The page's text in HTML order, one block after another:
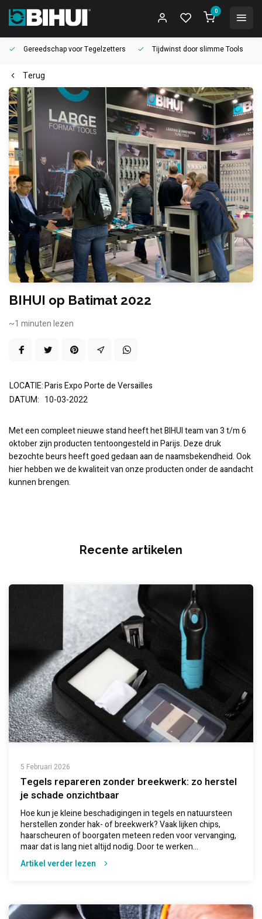
0
Gereedschap voorTegelzetters Tijdwinst door slimme Tools
Terug
BIHUI op Batimat 2022
~1 minuten lezen
LOCATIE:Paris Expo Porte de Versailles
DATUM: 10-03-2022
Met een compleet nieuwe stand heeft het BIHUI team van 3 t/m 6
oktober zijn producten tentoongesteld in Parijs. Deze druk
bezochte beurs heeft goed gedaan aan de naamsbekendheid. Ook
hier hebben we de kwaliteit van onze producten onder de aandacht
kunnen brengen.
Recente artikelen
5 Februari 2026
Tegels repareren zonder breekwerk: zo herstel
je schade onzichtbaar
Hoe kun je kleine beschadigingen in tegels en natuursteen
herstellen zonder hak- of breekwerk? Vaak lijken chips,
haarscheuren of boorgaten meteen reden voor vervanging,
maar dat is lang niet altijd nodig. Door te werken...
Artikel verder lezen